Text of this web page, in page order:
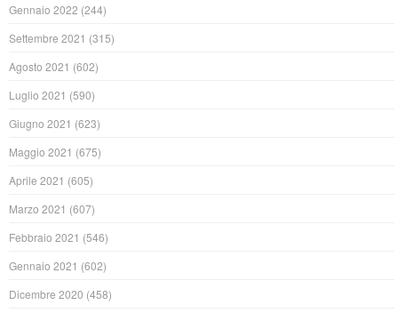
Gennaio 2022 (244)
Settembre 2021 (315)
Agosto 2021 (602)
Luglio 2021 (590)
Giugno 2021 (623)
Maggio 2021 (675)
Aprile 2021 (605)
Marzo 2021 (607)
Febbraio 2021 (546)
Gennaio 2021 (602)
Dicembre 2020 (458)